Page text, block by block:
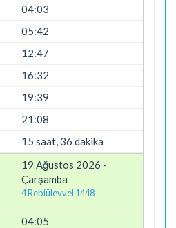
04:03
05:42
12:47
16:32
19:39
21:08
15 saat, 36 dakika
19 Ağustos 2026 -
Çarşamba
4 Rebiülevvel 1448
04:05